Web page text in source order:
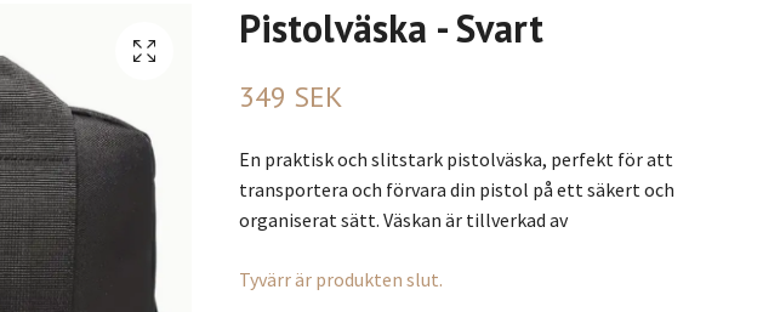
Pistolväska - Svart
349 SEK
En praktisk och slitstark pistolväska, perfekt för att
transportera och förvara din pistol på ett säkert och
organiserat sätt. Väskan är tillverkad av
Tyvärr är produkten slut.